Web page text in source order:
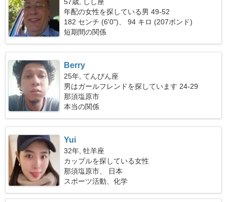
年配の女性を探している男 49-52
182 センチ (6'0")、 94 キロ (207ポンド)
短期間の関係
Berry
25年, てんびん座
男はガールフレンドを探しています 24-29
那須塩原市
本当の関係
Yui
32年, 牡羊座
カップルを探している女性
那須塩原市、 日本
スポーツ活動、化学